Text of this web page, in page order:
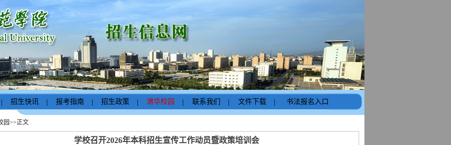
| 招生快讯 | 报考指南 | 招生政策 | 渭华校园 | 联系我们 | 文件下载 | 书法报名入口
园>>正文
学校召开2026年本科招生宣传工作动员暨政策培训会